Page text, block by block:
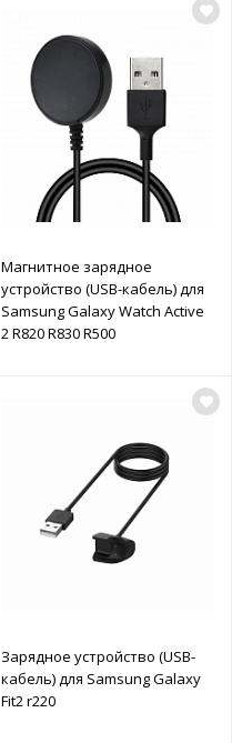
Магнитное зарядное
устройство (USB-кабель) для
Samsung Galaxy Watch Active
2 R820 R830 R500
Зарядное устройство (USB-
кабель) для Samsung Galaxy
Fit2 r220